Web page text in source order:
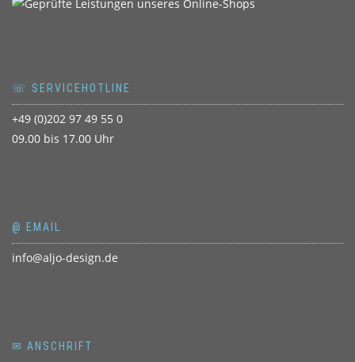
☏ SERVICEHOTLINE
+49 (0)202 97 49 55 0
09.00 bis 17.00 Uhr
@ EMAIL
info@aljo-design.de
✉ ANSCHRIFT